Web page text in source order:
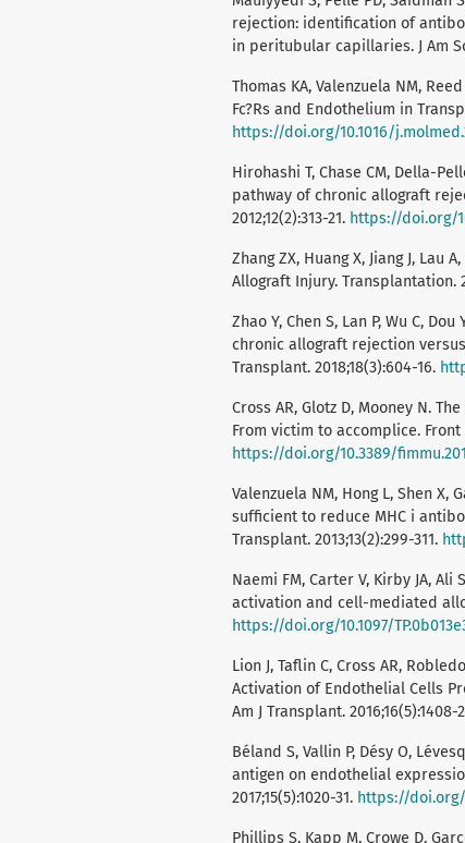
rejection: identification of
in peritubular capillaries. J Am
Thomas KA, Valenzuela NM,
Fc?Rs and Endothelium in
https://doi.org/10.1016/
Hirohashi T, Chase CM, Della-
pathway of chronic allograft
2012;12(2):313-21. https://doi.org/
Zhang ZX, Huang X, Jiang J,
Allograft Injury. Transplantation.
Zhao Y, Chen S, Lan P, Wu C,
chronic allograft rejection
Transplant. 2018;18(3):604-16.
Cross AR, Glotz D, Mooney N.
From victim to accomplice. Front
https://doi.org/10.3389/
Valenzuela NM, Hong L, Shen X,
sufficient to reduce MHC i
Transplant. 2013;13(2):299-311.
Naemi FM, Carter V, Kirby JA,
activation and cell-mediated
https://doi.org/10.1097/
Lion J, Taflin C, Cross AR,
Activation of Endothelial Cells
Am J Transplant. 2016;16(5):1408-
Béland S, Vallin P, Désy O,
antigen on endothelial
2017;15(5):1020-31. https://doi.org/
Phillips S, Kapp M, Crowe D,